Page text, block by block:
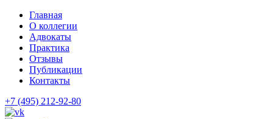
Главная
О коллегии
Адвокаты
Практика
Отзывы
Публикации
Контакты
+7 (495) 212-92-80